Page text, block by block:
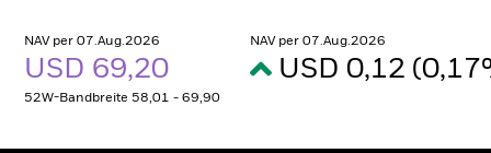
NAV per 07.Aug.2026
USD 69,20
52W-Bandbreite 58,01 - 69,90
NAV per 07.Aug.2026
USD 0,12